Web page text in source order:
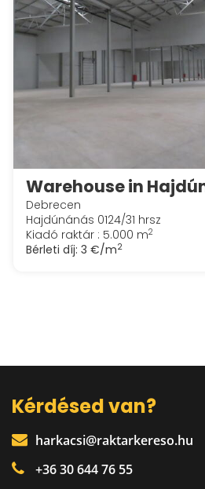
Warehouse in
Debrecen
Hajdúnánás 0124/31 hrsz
Kiadó raktár : 5.000 m2
Bérleti díj: 3 €/m2
Kérdésed van?
harkacsi@raktarkereso.hu
+36 30 644 76 55